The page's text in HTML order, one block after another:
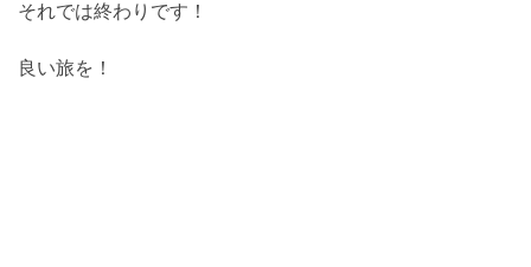
それでは終わりです！
良い旅を！